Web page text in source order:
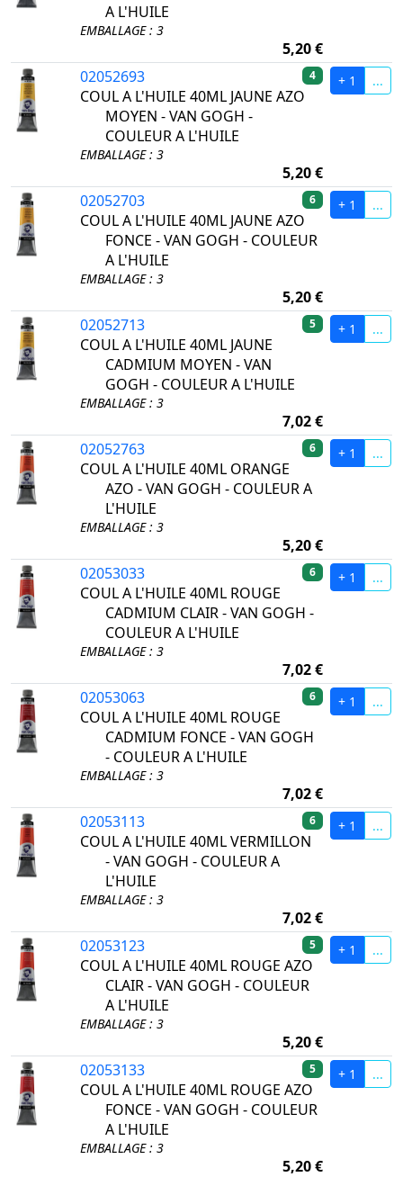
A L'HUILE
EMBALLAGE : 3
5,20 €
02052693
COUL A L'HUILE 40ML JAUNE AZO
MOYEN - VAN GOGH -
COULEUR A L'HUILE
EMBALLAGE : 3
4
5,20 €
+ 1 ...
02052703
COUL A L'HUILE 40ML JAUNE AZO
FONCE - VAN GOGH - COULEUR
A L'HUILE
EMBALLAGE : 3
6
5,20 €
+ 1 ...
02052713
COUL A L'HUILE 40ML JAUNE
CADMIUM MOYEN - VAN
GOGH - COULEUR A L'HUILE
EMBALLAGE : 3
5
7,02 €
+ 1 ...
02052763
COUL A L'HUILE 40ML ORANGE
AZO - VAN GOGH - COULEUR A
L'HUILE
EMBALLAGE : 3
6
5,20 €
+ 1 ...
02053033
COUL A L'HUILE 40ML ROUGE
CADMIUM CLAIR - VAN GOGH -
COULEUR A L'HUILE
EMBALLAGE : 3
6
7,02 €
+ 1 ...
02053063
COUL A L'HUILE 40ML ROUGE
CADMIUM FONCE - VAN GOGH
- COULEUR A L'HUILE
EMBALLAGE : 3
6
7,02 €
+ 1 ...
02053113
COUL A L'HUILE 40ML VERMILLON
- VAN GOGH - COULEUR A
L'HUILE
EMBALLAGE : 3
6
7,02 €
+ 1 ...
02053123
COUL A L'HUILE 40ML ROUGE AZO
CLAIR - VAN GOGH - COULEUR
A L'HUILE
EMBALLAGE : 3
5
5,20 €
+ 1 ...
02053133
COUL A L'HUILE 40ML ROUGE AZO
FONCE - VAN GOGH - COULEUR
A L'HUILE
EMBALLAGE : 3
5
5,20 €
+ 1 ...